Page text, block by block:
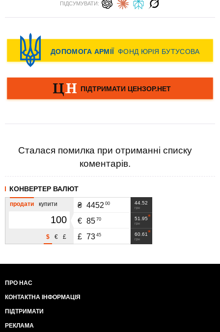
ПІДСУМУВАТИ:
Сталася помилка при отриманні списку
коментарів.
КОНВЕРТЕР ВАЛЮТ
продати купити
£
€
$
44.52
грн
₴ 4452 00
51.95
грн
€ 85 70
60.61
грн
£ 73 45
ПРО НАС
КОНТАКТНА ІНФОРМАЦІЯ
ПІДТРИМАТИ
РЕКЛАМА